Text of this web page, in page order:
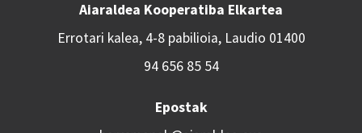
Aiaraldea Kooperatiba Elkartea
Errotari kalea, 4-8 pabilioia, Laudio 01400
94 656 85 54
Epostak